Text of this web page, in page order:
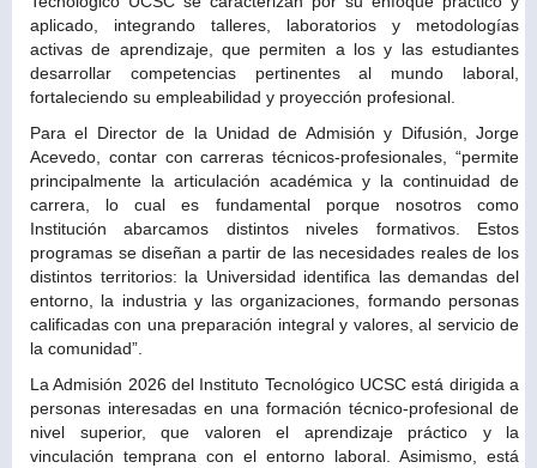
aplicado, integrando talleres, laboratorios y metodologías
activas de aprendizaje, que permiten a los y las estudiantes
desarrollar competencias pertinentes al mundo laboral,
fortaleciendo su empleabilidad y proyección profesional.
Para el Director de la Unidad de Admisión y Difusión, Jorge
Acevedo, contar con carreras técnicos-profesionales, “permite
principalmente la articulación académica y la continuidad de
carrera, lo cual es fundamental porque nosotros como
Institución abarcamos distintos niveles formativos. Estos
programas se diseñan a partir de las necesidades reales de los
distintos territorios: la Universidad identifica las demandas del
entorno, la industria y las organizaciones, formando personas
calificadas con una preparación integral y valores, al servicio de
la comunidad”.
La Admisión 2026 del Instituto Tecnológico UCSC está dirigida a
personas interesadas en una formación técnico-profesional de
nivel superior, que valoren el aprendizaje práctico y la
vinculación temprana con el entorno laboral. Asimismo, está